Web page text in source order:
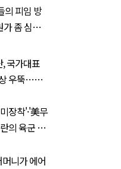
의 피임 방
가 좀 심각
국가대표
우뚝…디
장착'·'美무
의 육군 1
니가 에어